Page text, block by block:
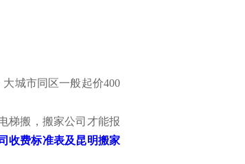
城市同区一般起价400
搬，搬家公司才能报
收费标准表及昆明搬家